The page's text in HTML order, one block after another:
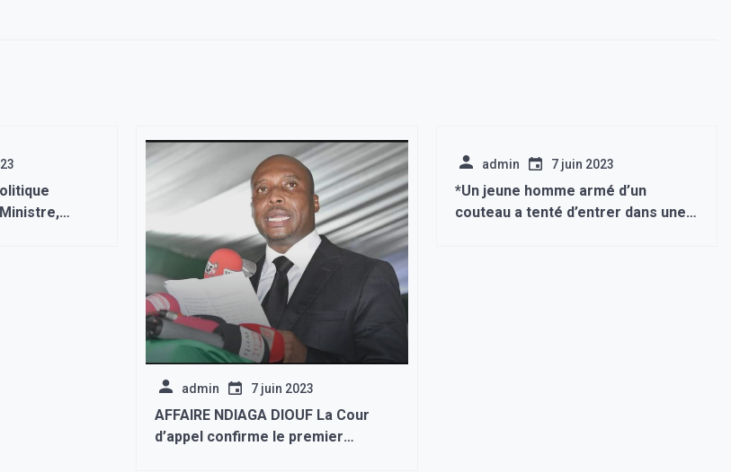
admin 7 juin 2023
AFFAIRE NDIAGA DIOUF La Cour
d’appel confirme le premier
admin 7 juin 2023
*Un jeune homme armé d’un
couteau a tenté d’entrer dans une